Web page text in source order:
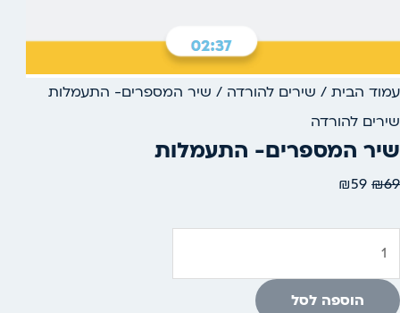
עמוד הבית / שירים להורדה / שיר המספרים- התעמלות
שירים להורדה
שיר המספרים- התעמלות
₪69
₪59
הוספה לסל